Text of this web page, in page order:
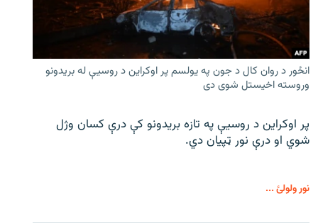
انځور د روان کال د جون په یولسم پر اوکراین د روسیې له بریدونو
وروسته اخیستل شوی دی
پر اوکراین د روسیې په تازه بریدونو کې درې کسان وژل
شوي او درې نور ټپیان دي.
نور ولولئ ...